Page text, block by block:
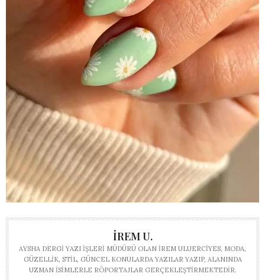
İREM U.
AYSHA DERGI YAZI İŞLERI MÜDÜRÜ OLAN İREM ULUERCIYES, MODA,
GÜZELLIK, STIL, GÜNCEL KONULARDA YAZILAR YAZIP, ALANINDA
UZMAN ISIMLERLE RÖPORTAJLAR GERÇEKLEŞTIRMEKTEDIR.